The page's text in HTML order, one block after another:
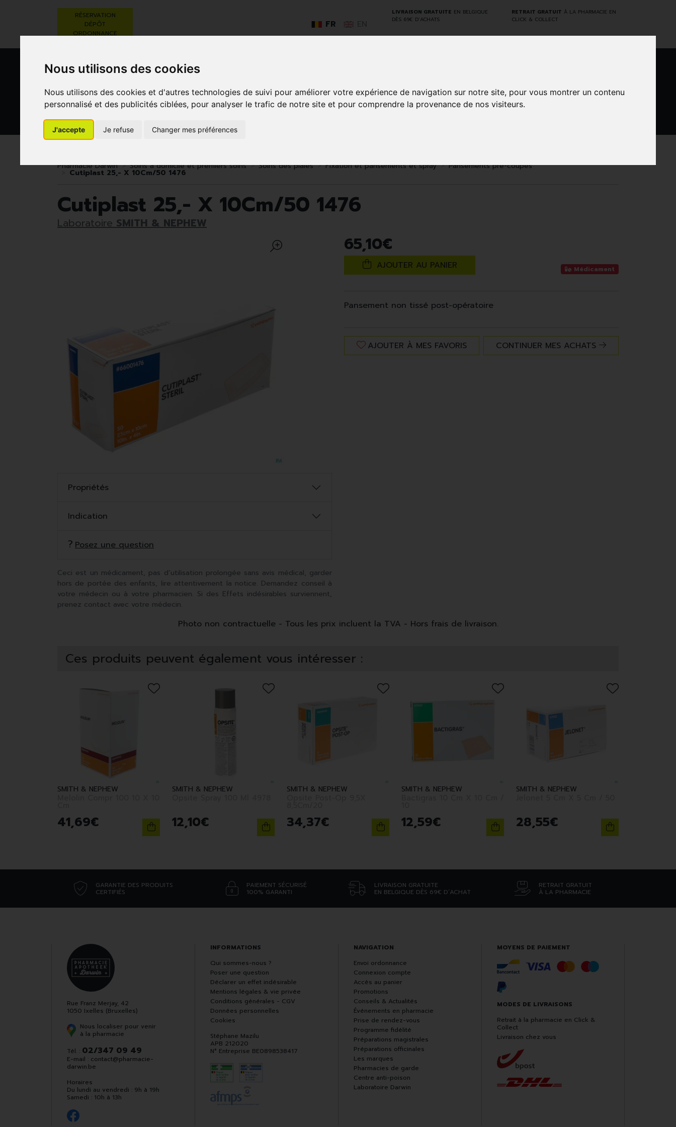
Nous utilisons des cookies
Nous utilisons des cookies et d'autres technologies de suivi pour améliorer votre expérience de navigation sur notre site, pour vous montrer un contenu
personnalisé et des publicités ciblées, pour analyser le trafic de notre site et pour comprendre la provenance de nos visiteurs.
J'accepte Je refuse Changer mes préférences
LIVRAISON GRATUITE EN BELGIQUE
DÈS 69€ D’ACHATS
RETRAIT GRATUIT À LA PHARMACIE EN
CLICK & COLLECT
FR
RÉSERVATION
DÉPÔT
ORDONNANCE
GO
BEAUTÉ,
SOINS ET
RÉGIME,
GROSSESSE
50+
Pharmacie Darwin Soins à domicile et premiers soins Soins des plaies Fixation et pansements et spray Pansements pré-coupés
Cutiplast 25,- X 10Cm/50 1476
Cutiplast 25,- X 10Cm/50 1476
Laboratoire SMITH & NEPHEW
65,10€
AJOUTER AU PANIER Médicament
Pansement non tissé post-opératoire
AJOUTER À MES FAVORIS CONTINUER MES ACHATS
Propriétés
Indication
Posez une question
Ceci est un médicament, pas d’utilisation prolongée sans avis médical, garder
hors de portée des enfants, lire attentivement la notice. Demandez conseil à
votre médecin ou à votre pharmacien. Si des Effets indésirables surviennent,
prenez contact avec votre médecin.
Photo non contractuelle - Tous les prix incluent la TVA - Hors frais de livraison.
Ces produits peuvent également vous intéresser :
SMITH & NEPHEW
41,69€
SMITH & NEPHEW
12,10€
SMITH & NEPHEW
34,37€
SMITH & NEPHEW
12,59€
SMITH & NEPHEW
28,55€
GARANTIE DES PRODUITS
CERTIFIÉS
PAIEMENT SÉCURISÉ
100% GARANTI
LIVRAISON GRATUITE
EN BELGIQUE DÈS 69€ D’ACHAT
RETRAIT GRATUIT
À LA PHARMACIE
Rue Franz Merjay, 42
1050 Ixelles (Bruxelles)
Nous localiser pour venir
à la pharmacie
Tél. : 02/347 09 49
E-mail : contact@pharmacie-
darwin.be
Horaires
Du lundi au vendredi : 9h à 19h
Samedi : 10h à 13h
INFORMATIONS
Qui sommes-nous ?
Poser une question
Déclarer un effet indésirable
Mentions légales & vie privée
Conditions générales - CGV
Données personnelles
Cookies
Stéphane Mazilu
APB 212020
N° Entreprise BE0898538417
NAVIGATION
Envoi ordonnance
Connexion compte
Accès au panier
Promotions
Conseils & Actualités
Événements en pharmacie
Prise de rendez-vous
Programme fidélité
Préparations magistrales
Préparations officinales
Les marques
Pharmacies de garde
Centre anti-poison
Laboratoire Darwin
MOYENS DE PAIEMENT
MODES DE LIVRAISONS
Retrait à la pharmacie en Click &
Collect
Livraison chez vous